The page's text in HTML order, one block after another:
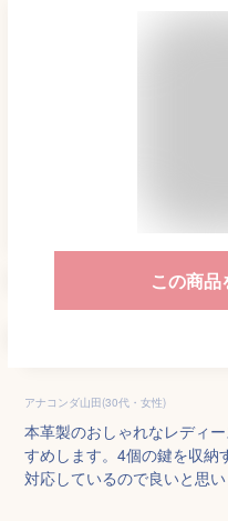
この商
アナコンダ山田(30代・女性)
本革製のおしゃれなレディ
すめします。4個の鍵を収納
対応しているので良いと思い